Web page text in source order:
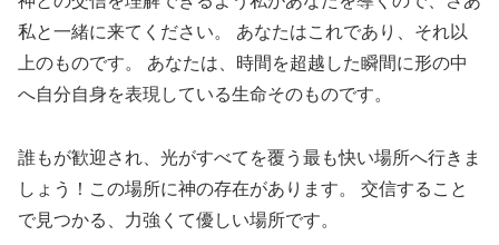
私と一緒に来てください。 あなたはこれであり、それ以
上のものです。 あなたは、時間を超越した瞬間に形の中
へ自分自身を表現している生命そのものです。
誰もが歓迎され、光がすべてを覆う最も快い場所へ行きま
しょう！この場所に神の存在があります。 交信すること
で見つかる、力強くて優しい場所です。